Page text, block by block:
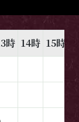
時 14時 15時